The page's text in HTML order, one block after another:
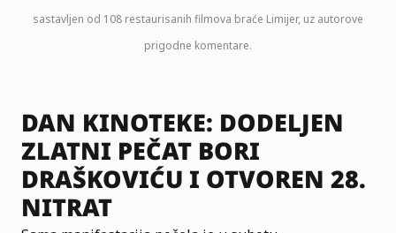
sastavljen od 108 restaurisanih filmova braće Limijer, uz autorove
prigodne komentare.
DAN KINOTEKE: DODELJEN
ZLATNI PEČAT BORI
DRAŠKOVIĆU I OTVOREN 28.
NITRAT